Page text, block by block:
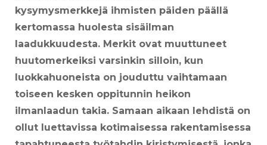
kysymysmerkkejä ihmisten päiden päällä
kertomassa huolesta sisäilman
laadukkuudesta. Merkit ovat muuttuneet
huutomerkeiksi varsinkin silloin, kun
luokkahuoneista on jouduttu vaihtamaan
toiseen kesken oppitunnin heikon
ilmanlaadun takia. Samaan aikaan lehdistä on
ollut luettavissa kotimaisessa rakentamisessa